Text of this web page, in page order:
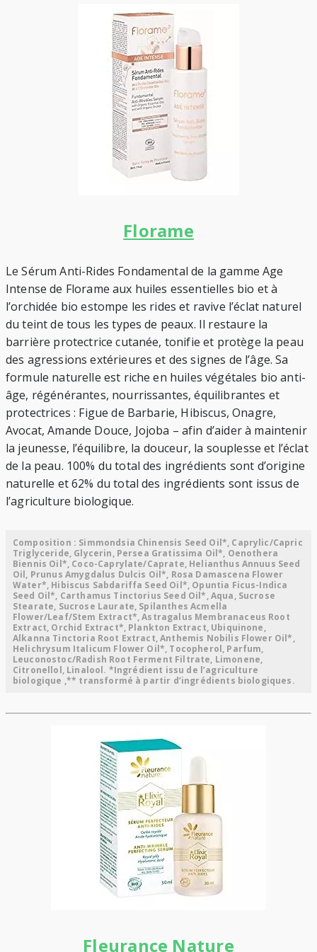
Florame
Le Sérum Anti-Rides Fondamental de la gamme Age
Intense de Florame aux huiles essentielles bio et à
l’orchidée bio estompe les rides et ravive l’éclat naturel
du teint de tous les types de peaux. Il restaure la
barrière protectrice cutanée, tonifie et protège la peau
des agressions extérieures et des signes de l’âge. Sa
formule naturelle est riche en huiles végétales bio anti-
âge, régénérantes, nourrissantes, équilibrantes et
protectrices : Figue de Barbarie, Hibiscus, Onagre,
Avocat, Amande Douce, Jojoba – afin d’aider à maintenir
la jeunesse, l’équilibre, la douceur, la souplesse et l’éclat
de la peau. 100% du total des ingrédients sont d’origine
naturelle et 62% du total des ingrédients sont issus de
l’agriculture biologique.
Composition : Simmondsia Chinensis Seed Oil*, Caprylic/Capric
Triglyceride, Glycerin, Persea Gratissima Oil*, Oenothera
Biennis Oil*, Coco-Caprylate/Caprate, Helianthus Annuus Seed
Oil, Prunus Amygdalus Dulcis Oil*, Rosa Damascena Flower
Water*, Hibiscus Sabdariffa Seed Oil*, Opuntia Ficus-Indica
Seed Oil*, Carthamus Tinctorius Seed Oil*, Aqua, Sucrose
Stearate, Sucrose Laurate, Spilanthes Acmella
Flower/Leaf/Stem Extract*, Astragalus Membranaceus Root
Extract, Orchid Extract*, Plankton Extract, Ubiquinone,
Alkanna Tinctoria Root Extract, Anthemis Nobilis Flower Oil*,
Helichrysum Italicum Flower Oil*, Tocopherol, Parfum,
Leuconostoc/Radish Root Ferment Filtrate, Limonene,
Citronellol, Linalool. *Ingrédient issu de l’agriculture
biologique ,** transformé à partir d’ingrédients biologiques.
Fleurance Nature